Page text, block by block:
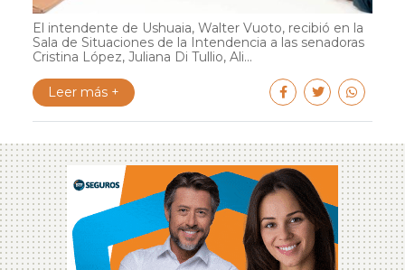
El intendente de Ushuaia, Walter Vuoto, recibió en la
Sala de Situaciones de la Intendencia a las senadoras
Cristina López, Juliana Di Tullio, Ali...
Leer más +